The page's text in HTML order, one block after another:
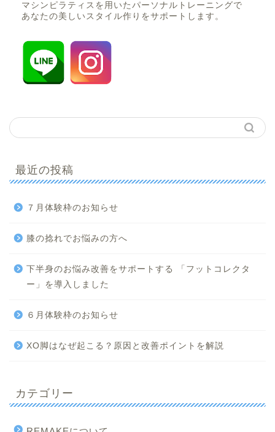
マシンピラティスを用いたパーソナルトレーニングで
あなたの美しいスタイル作りをサポートします。
最近の投稿
７月体験枠のお知らせ
膝の捻れでお悩みの方へ
下半身のお悩み改善をサポートする 「フットコレクタ
ー」を導入しました
６月体験枠のお知らせ
XO脚はなぜ起こる？原因と改善ポイントを解説
カテゴリー